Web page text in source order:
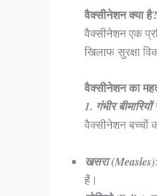
वैक्सीनेशन क्या है?
वैक्सीनेशन एक
खिलाफ सुरक्षा
वैक्सीनेशन का
1. गंभीर
वैक्सीनेशन बच्चों
खसरा (Measles)
हैं।